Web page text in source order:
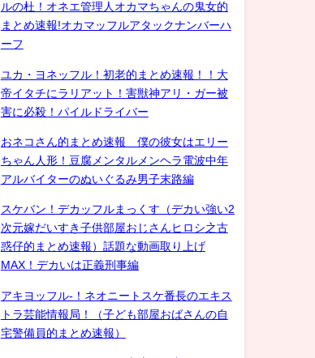
ルの杜！オネエ管理人オカマちゃんの鬼女的
まとめ速報!オカマッフルアタックナンバーハ
ーフ
ユカ・ヨネッフル！初老的まとめ速報！！大
帝イタチにラリアット！害獣神アリ・ガー被
害に必殺！パイルドライバー
おネコさん的まとめ速報 僕の彼女はエリー
ちゃん人形！豆腐メンタルメンヘラ電波中年
アルバイターのぬいぐるみ男子末路編
スケバン！デカッフルまっくす（デカい強い2
次元嫁だいすき子供部屋おじさんヒロシ之古
惑仔的まとめ速報）話題な動画取り上げ
MAX！デカいは正義刑事編
アキヨッフル-！ネオニートスケ番長のエキス
トラ芸能情報局！（子ども部屋おばさんの自
宅警備員的まとめ速報）